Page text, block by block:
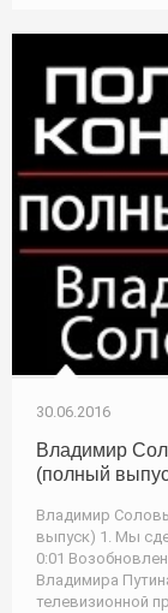
30.06.2016
Владимир
(полный
Владимир
выпуск) 1. Мы
0:01
Владимира
телевизионной